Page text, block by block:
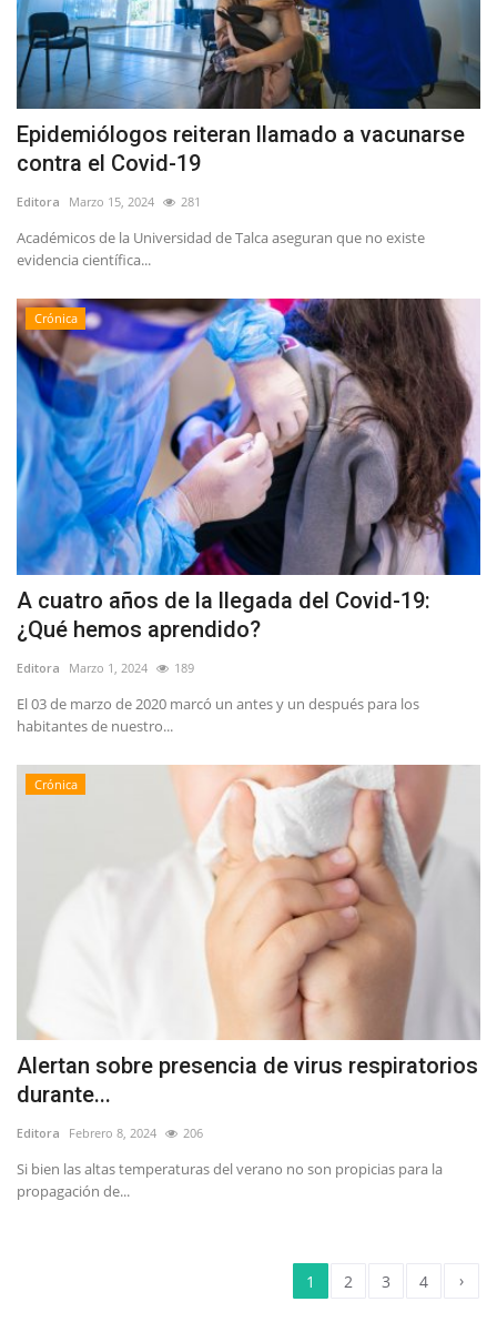
Epidemiólogos reiteran llamado a vacunarse
contra el Covid-19
Editora Marzo 15, 2024 281
Académicos de la Universidad de Talca aseguran que no existe
evidencia científica...
Crónica
A cuatro años de la llegada del Covid-19:
¿Qué hemos aprendido?
Editora Marzo 1, 2024 189
El 03 de marzo de 2020 marcó un antes y un después para los
habitantes de nuestro...
Crónica
Alertan sobre presencia de virus respiratorios
durante...
Editora Febrero 8, 2024 206
Si bien las altas temperaturas del verano no son propicias para la
propagación de...
1 2 3 4 ›